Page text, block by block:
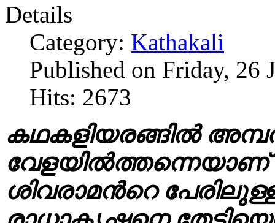
Details
Category: Kathakali
Published on Friday, 26
Hits: 2673
കഥകളിയരങ്ങിൽ
ശിവരാമൻറെ